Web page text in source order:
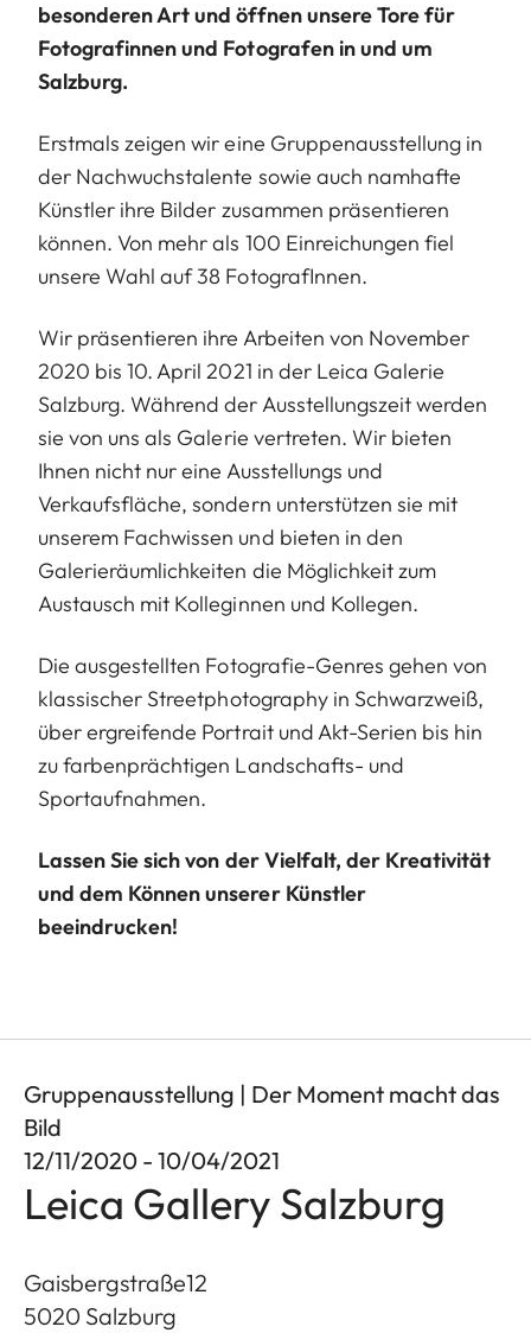
besonderen Art und öffnen unsere Tore für
Fotografinnen und Fotografen in und um
Salzburg.
Erstmals zeigen wir eine Gruppenausstellung in
der Nachwuchstalente sowie auch namhafte
Künstler ihre Bilder zusammen präsentieren
können. Von mehr als 100 Einreichungen fiel
unsere Wahl auf 38 FotografInnen.
Wir präsentieren ihre Arbeiten von November
2020 bis 10. April 2021 in der Leica Galerie
Salzburg. Während der Ausstellungszeit werden
sie von uns als Galerie vertreten. Wir bieten
Ihnen nicht nur eine Ausstellungs und
Verkaufsfläche, sondern unterstützen sie mit
unserem Fachwissen und bieten in den
Galerieräumlichkeiten die Möglichkeit zum
Austausch mit Kolleginnen und Kollegen.
Die ausgestellten Fotografie-Genres gehen von
klassischer Streetphotography in Schwarzweiß,
über ergreifende Portrait und Akt-Serien bis hin
zu farbenprächtigen Landschafts- und
Sportaufnahmen.
Lassen Sie sich von der Vielfalt, der Kreativität
und dem Können unserer Künstler
beeindrucken!
Gruppenausstellung | Der Moment macht das
Bild
12/11/2020 - 10/04/2021
Leica Gallery Salzburg
Gaisbergstraße12
5020 Salzburg